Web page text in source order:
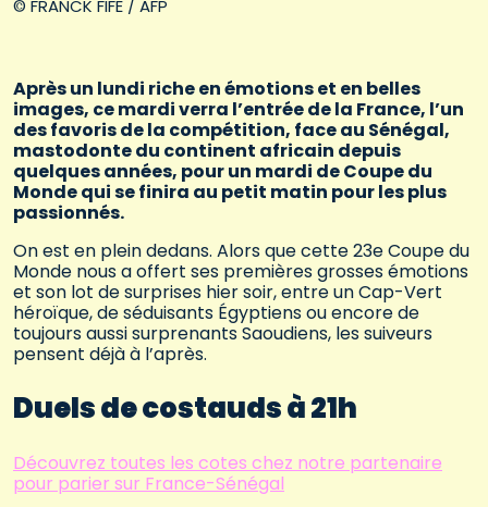
© FRANCK FIFE / AFP
Après un lundi riche en émotions et en belles
images, ce mardi verra l’entrée de la France, l’un
des favoris de la compétition, face au Sénégal,
mastodonte du continent africain depuis
quelques années, pour un mardi de Coupe du
Monde qui se finira au petit matin pour les plus
passionnés.
On est en plein dedans. Alors que cette 23e Coupe du
Monde nous a offert ses premières grosses émotions
et son lot de surprises hier soir, entre un Cap-Vert
héroïque, de séduisants Égyptiens ou encore de
toujours aussi surprenants Saoudiens, les suiveurs
pensent déjà à l’après.
Duels de costauds à 21h
Découvrez toutes les cotes chez notre partenaire
pour parier sur France-Sénégal